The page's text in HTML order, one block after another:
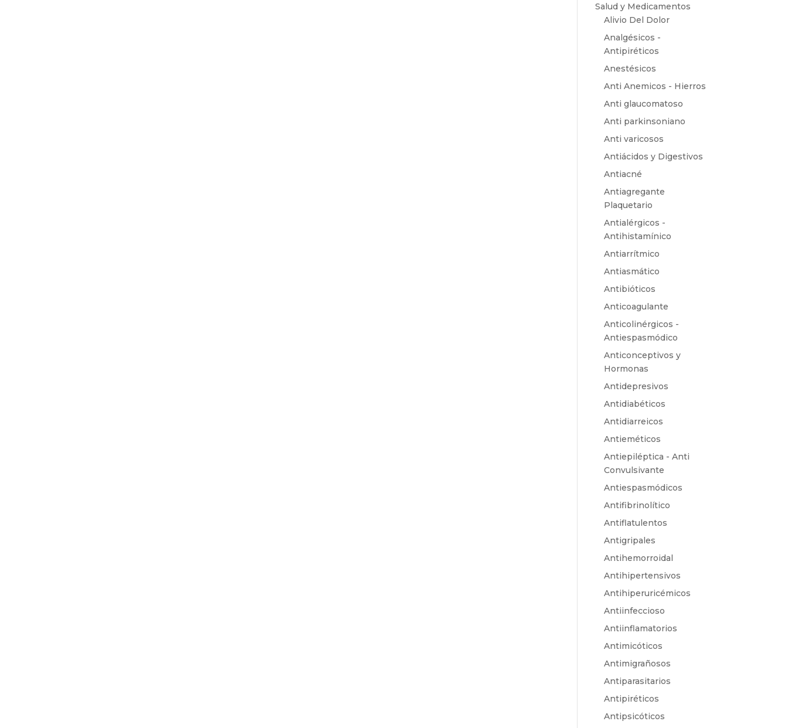
Salud y Medicamentos
Alivio Del Dolor
Analgésicos -
Antipiréticos
Anestésicos
Anti Anemicos - Hierros
Anti glaucomatoso
Anti parkinsoniano
Anti varicosos
Antiácidos y Digestivos
Antiacné
Antiagregante
Plaquetario
Antialérgicos -
Antihistamínico
Antiarrítmico
Antiasmático
Antibióticos
Anticoagulante
Anticolinérgicos -
Antiespasmódico
Anticonceptivos y
Hormonas
Antidepresivos
Antidiabéticos
Antidiarreicos
Antieméticos
Antiepiléptica - Anti
Convulsivante
Antiespasmódicos
Antifibrinolítico
Antiflatulentos
Antigripales
Antihemorroidal
Antihipertensivos
Antihiperuricémicos
Antiinfeccioso
Antiinflamatorios
Antimicóticos
Antimigrañosos
Antiparasitarios
Antipiréticos
Antipsicóticos